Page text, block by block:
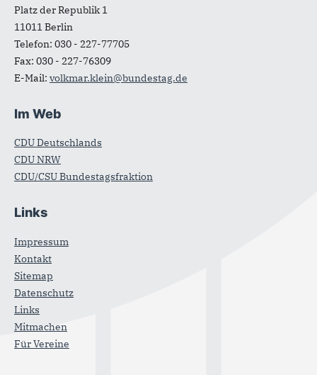
Platz der Republik 1
11011Berlin
Telefon: 030 - 227-77705
Fax: 030 - 227-76309
E-Mail: volkmar.klein@bundestag.de
Im Web
CDU Deutschlands
CDU NRW
CDU/CSU Bundestagsfraktion
Links
Impressum
Kontakt
Sitemap
Datenschutz
Links
Mitmachen
Für Vereine